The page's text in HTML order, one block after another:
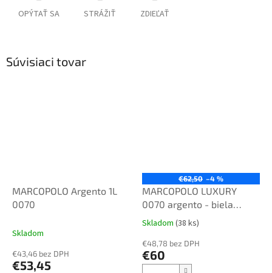
OPÝTAŤ SA STRÁŽIŤ ZDIEĽAŤ
Súvisiaci tovar
MARCOPOLO Argento 1L
0070
Skladom
€43,46 bez DPH
€53,45
€62,50 –4 %
MARCOPOLO LUXURY
0070 argento - biela
strieborná 1L
Priemerné
produktu
je
Skladom (38 ks)
€48,78 bez DPH
€60